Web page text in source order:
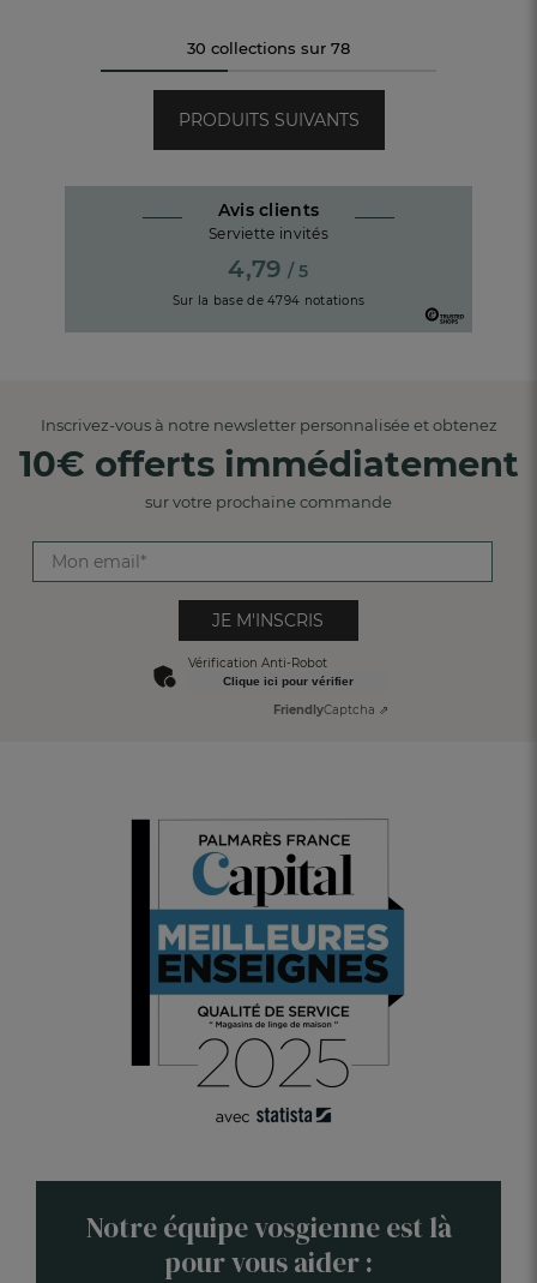
30 collections sur 78
PRODUITS SUIVANTS
Avis clients
Serviette invités
4,79 / 5
Sur la base de4794 notations
Inscrivez-vous à notre newsletter personnalisée et obtenez
10€ offerts immédiatement
sur votre prochaine commande
JE M'INSCRIS
Vérification Anti-Robot
Clique ici pour vérifier
FriendlyCaptcha ⇗
Notre équipe vosgienne est là
pour vous aider :